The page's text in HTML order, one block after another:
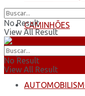
CAMINHÕES
ÔNIBUS
No Result
View All Result
No Result
View All Result